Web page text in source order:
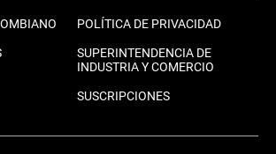
POLÍTICA DE PRIVACIDAD
SUPERINTENDENCIA DE
INDUSTRIA Y COMERCIO
SUSCRIPCIONES